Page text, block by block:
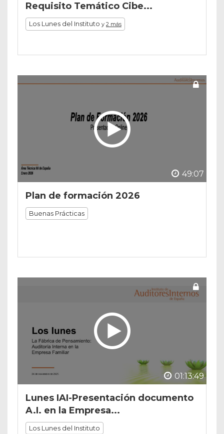
Requisito Temático Cibe...
Los Lunes del Instituto y 2 más
49:07
Plan de formación 2026
Buenas Prácticas
01:13:49
Lunes IAI-Presentación documento
A.I. en la Empresa...
Los Lunes del Instituto